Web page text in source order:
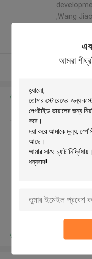
আমরা
,Wang
যাচাইকৃত